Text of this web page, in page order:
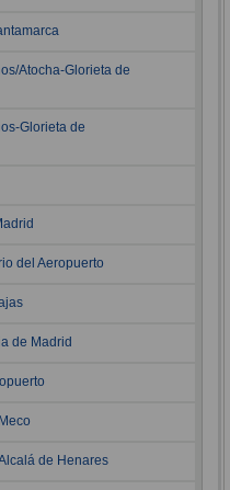
Atocha-Glorieta de
Glorieta de
del Aeropuerto
de Madrid
de Henares